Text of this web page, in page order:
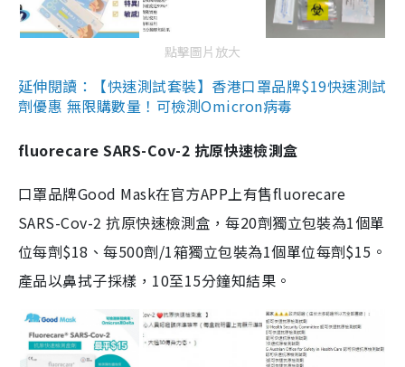
點擊圖片放大
延伸閱讀：【快速測試套裝】香港口罩品牌$19快速測試
劑優惠 無限購數量！可檢測Omicron病毒
fluorecare SARS-Cov-2 抗原快速檢測盒
口罩品牌Good Mask在官方APP上有售fluorecare
SARS-Cov-2 抗原快速檢測盒，每20劑獨立包裝為1個單
位每劑$18、每500劑/1箱獨立包裝為1個單位每劑$15。
產品以鼻拭子採樣，10至15分鐘知結果。